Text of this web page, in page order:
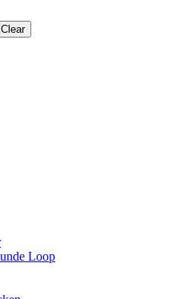
Clear
Loop